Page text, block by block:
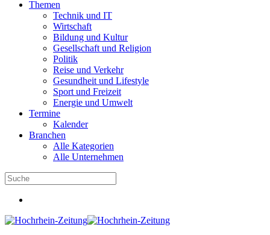
Themen
Technik und IT
Wirtschaft
Bildung und Kultur
Gesellschaft und Religion
Politik
Reise und Verkehr
Gesundheit und Lifestyle
Sport und Freizeit
Energie und Umwelt
Termine
Kalender
Branchen
Alle Kategorien
Alle Unternehmen